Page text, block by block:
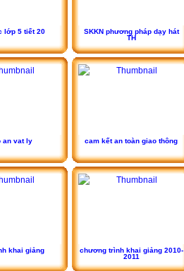
lớp 5 tiết 20
SKKN phương pháp dạy hát
TH
an vat ly cam kết an toàn giao thông
khai giảng
chương trình khai giảng 2010-
2011